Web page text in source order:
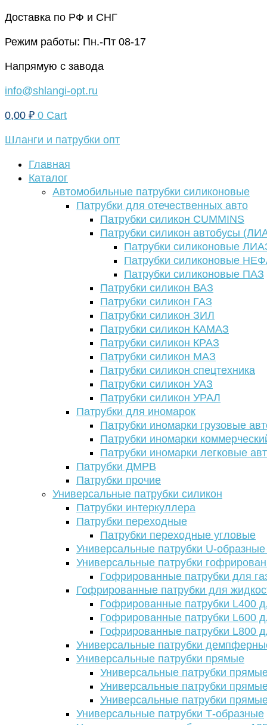
Перейти
содержимому
Доставка по РФ и СНГ
Режим работы: Пн.-Пт 08-17
Напрямую с завода
info@shlangi-opt.ru
0,00 ₽ 0 Cart
Шланги и патрубки опт
Главная
Каталог
Автомобильные патрубки силиконовые
Патрубки для отечественных авто
Патрубки силикон CUMMINS
Патрубки силикон автобусы
Патрубки силиконовые
Патрубки силиконовые
Патрубки силиконовые ПАЗ
Патрубки силикон ВАЗ
Патрубки силикон ГАЗ
Патрубки силикон ЗИЛ
Патрубки силикон КАМАЗ
Патрубки силикон КРАЗ
Патрубки силикон МАЗ
Патрубки силикон спецтехника
Патрубки силикон УАЗ
Патрубки силикон УРАЛ
Патрубки для иномарок
Патрубки иномарки грузовые
Патрубки иномарки
Патрубки иномарки легковые
Патрубки ДМРВ
Патрубки прочие
Универсальные патрубки силикон
Патрубки интеркуллера
Патрубки переходные
Патрубки переходные угловые
Универсальные патрубки U-
Универсальные патрубки
Гофрированные патрубки для
Гофрированные патрубки для
Гофрированные патрубки L400
Гофрированные патрубки L600
Гофрированные патрубки L800
Универсальные патрубки
Универсальные патрубки прямые
Универсальные патрубки
Универсальные патрубки
Универсальные патрубки
Универсальные патрубки Т-образные